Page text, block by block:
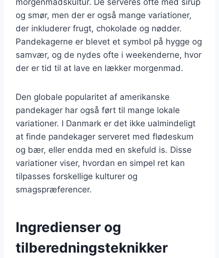
og smør, men der er også mange variationer,
der inkluderer frugt, chokolade og nødder.
Pandekagerne er blevet et symbol på hygge og
samvær, og de nydes ofte i weekenderne, hvor
der er tid til at lave en lækker morgenmad.
Den globale popularitet af amerikanske
pandekager har også ført til mange lokale
variationer. I Danmark er det ikke ualmindeligt
at finde pandekager serveret med flødeskum
og bær, eller endda med en skefuld is. Disse
variationer viser, hvordan en simpel ret kan
tilpasses forskellige kulturer og
smagspræferencer.
Ingredienser og
tilberedningsteknikker